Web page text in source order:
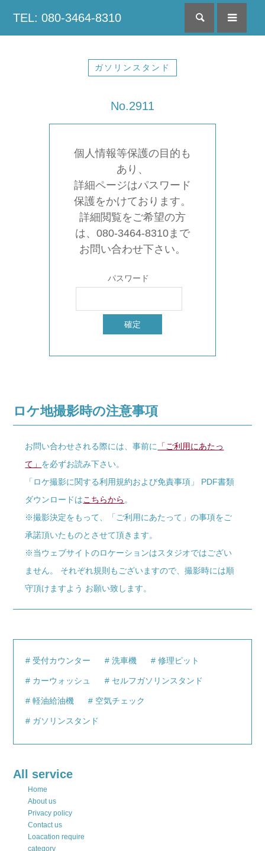
TEL: 080-3464-8310 検索
ガソリンスタンド
No.2911
個人情報等保護の目的も
あり、
詳細ページはパスワード
保護をかけております。
詳細閲覧をご希望の方
は、080-3464-8310まで
お問い合わせ下さい。
パスワード
ロケ地撮影時の注意事項
お問い合わせされる際には、事前に 「ご利用にあたっ
て」 を必ずお読み下さい。
「ロケ撮影に関する利用規約および免責事項」 PDF書類
ダウンロードはこちらから。
※撮影決定をもって、「ご利用にあたって」の事項をご
承諾頂いたものとさせて頂きます。
※当ウェブサイトのロケーションはスタジオではござい
ません。 それぞれ規則もございますので、撮影時には順
守頂けますよう お願い致します。
受付カウンター 洗車機 修理ピット
カーウォッシュ セルフガソリンスタンド
軽油給油機 空気チェック
ガソリンスタンド
All service
Home
About us
Privacy policy
Contact us
Loacation require
category